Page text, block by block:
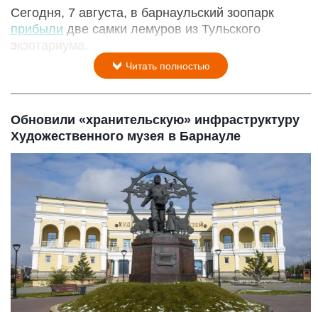
Сегодня, 7 августа, в барнаульский зоопарк
прибыли две самки лемуров из Тульского
экзотариума.
Читать полностью
Обновили «хранительскую» инфраструктуру
Художественного музея в Барнауле